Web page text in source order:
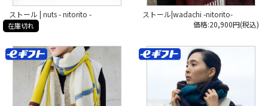
ールが
「hamura」や「wadachi」です。
（画像5-9枚目）
けますが、
端のフリンジ部分を自分で切って
長さを調節したり、中間部分を切っ
手を通せるようにするなど
（羽織として使えるようになりま
す）
自分でカスタマイズが可能。
ストール | nuts - nitorito -
在庫切れ
ストール|wadachi -nitorito-
価格:20,900円(税込)